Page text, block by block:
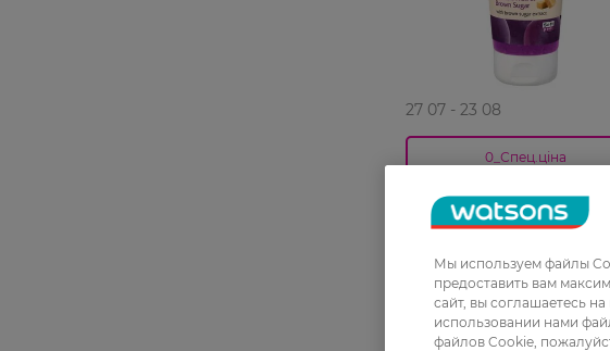
27 07 - 23 08
0_Спец.ціна
Пилинг для тела Fresh
Passion Fruit & Brown
99,99 ГРН
79,99 ГРН
Мы используем файлы
предоставить вам
сайт, вы соглашаетесь
использовании нами
файлов Cookie,